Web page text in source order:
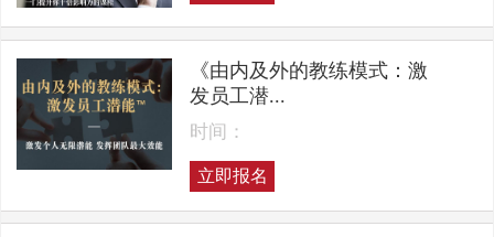
《由内及外的教练模式：激
发员工潜...
时间：
立即报名